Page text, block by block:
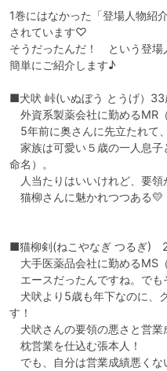
1巻にはなかった「登場人物紹
されています♡
そうだったんだ！　という登
簡単にご紹介します♪
■犬吠 峠(いぬぼう とうげ）33
外資系製薬会社に勤めるMR（
5年前に奥さんに先立たれて
家族は可愛い５歳の一人息子
命名）。
人当たりはいいけれど、要領
猫柳さんに魅かれつつある💛
■猫柳剣(ねこやなぎ つるぎ)　
大手医薬品会社に勤めるMS
エースだったんですね。でも
犬吠より5歳も年下なのに、
す！
犬吠さんの要領の悪さと営業
枕営業を仕込む張本人！
でも、自分は営業成績悪くな